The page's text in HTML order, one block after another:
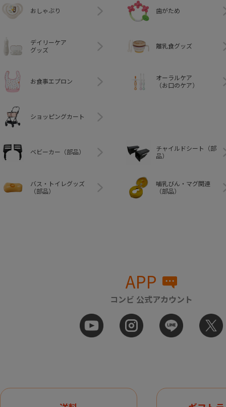
おしゃぶり 歯がため
デイリーケア
グッズ
離乳食グッズ
お食事エプロン
オーラルケア
（お口のケア）
ショッピングカート
ベビーカー（部品）
チャイルドシート（部
品）
バス・トイレグッズ
（部品）
哺乳びん・マグ関連
（部品）
APP
コンビ 公式アカウント